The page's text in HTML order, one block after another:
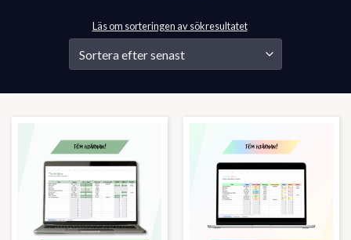
Läs om sorteringen av sökresultatet